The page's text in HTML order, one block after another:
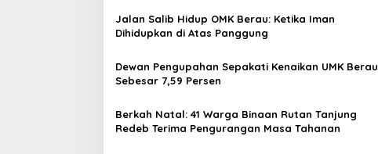
s
Jalan Salib Hidup OMK Berau: Ketika Iman
Dihidupkan di Atas Panggung
Dewan Pengupahan Sepakati Kenaikan UMK Berau
Sebesar 7,59 Persen
Berkah Natal: 41 Warga Binaan Rutan Tanjung
Redeb Terima Pengurangan Masa Tahanan